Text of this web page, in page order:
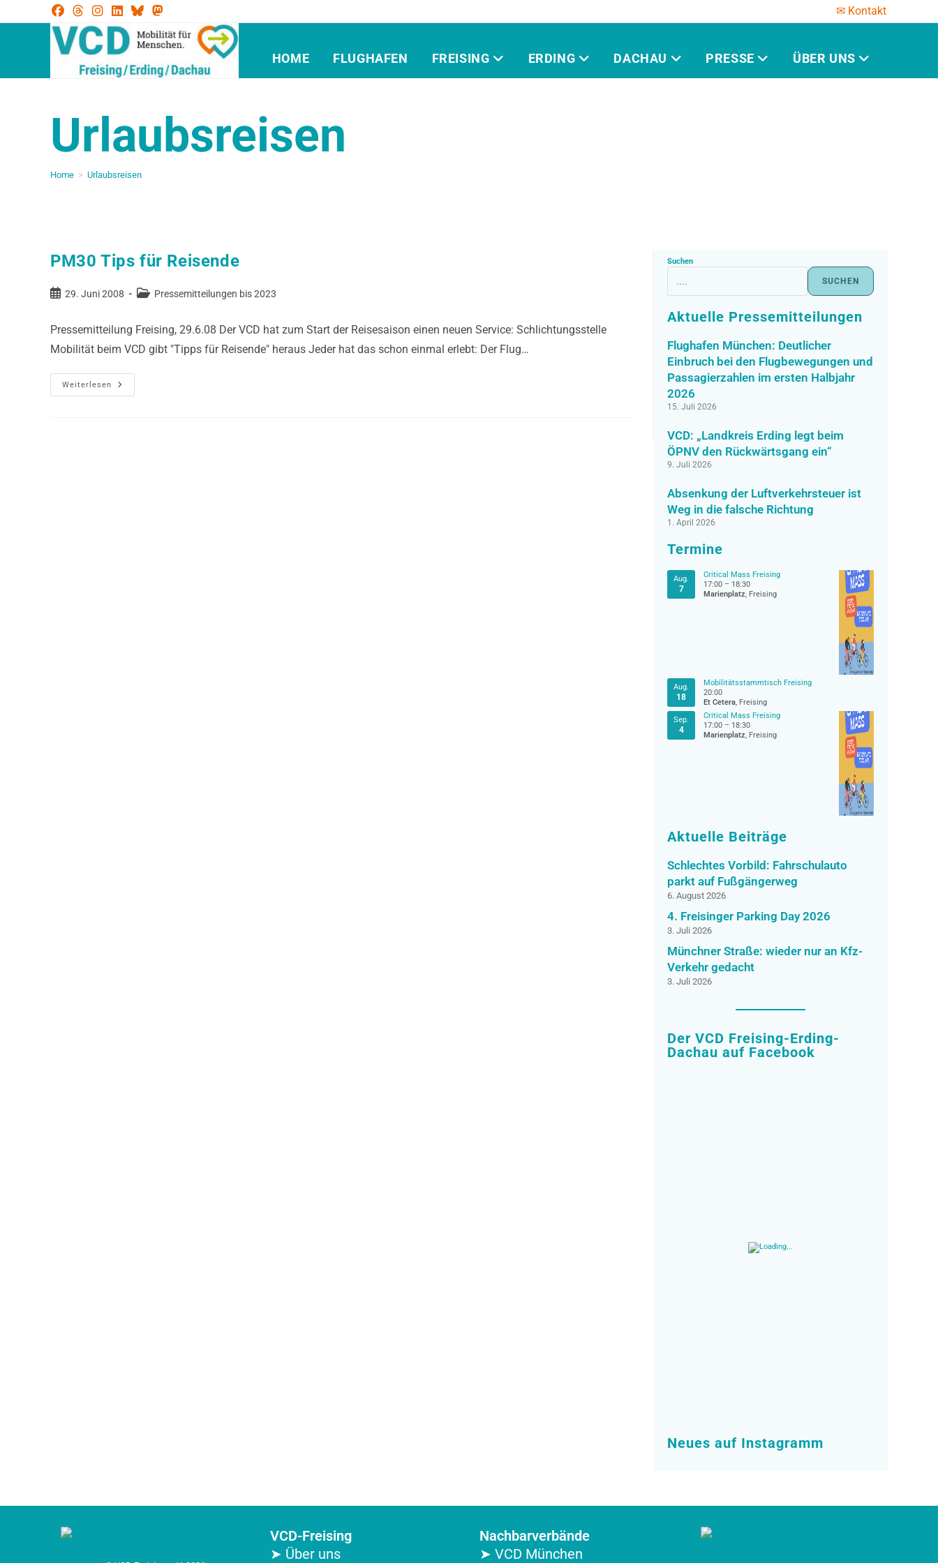
✉ Kontakt
HOME FLUGHAFEN FREISING ERDING DACHAU PRESSE ÜBER UNS
Urlaubsreisen
Home > Urlaubsreisen
PM30 Tips für Reisende
29. Juni 2008 Pressemitteilungen bis 2023
Pressemitteilung Freising, 29.6.08 Der VCD hat zum Start der Reisesaison einen neuen Service: Schlichtungsstelle
Mobilität beim VCD gibt "Tipps für Reisende" heraus Jeder hat das schon einmal erlebt: Der Flug…
Weiterlesen
Suchen
SUCHEN
Aktuelle Pressemitteilungen
Flughafen München: Deutlicher
Einbruch bei den Flugbewegungen und
Passagierzahlen im ersten Halbjahr
2026
15. Juli 2026
VCD: „Landkreis Erding legt beim
ÖPNV den Rückwärtsgang ein“
9. Juli 2026
Absenkung der Luftverkehrsteuer ist
Weg in die falsche Richtung
1. April 2026
Termine
Aug.
7
Critical Mass Freising
17:00 – 18:30
Marienplatz, Freising
Aug.
18
Mobilitätsstammtisch Freising
20:00
Et Cetera, Freising
Sep.
4
Critical Mass Freising
17:00 – 18:30
Marienplatz, Freising
Aktuelle Beiträge
Schlechtes Vorbild: Fahrschulauto
parkt auf Fußgängerweg
6. August 2026
4. Freisinger Parking Day 2026
3. Juli 2026
Münchner Straße: wieder nur an Kfz-
Verkehr gedacht
3. Juli 2026
Der VCD Freising-Erding-
Dachau auf Facebook
Neues auf Instagramm
VCD-Freising
➤ Über uns
Nachbarverbände
➤ VCD München